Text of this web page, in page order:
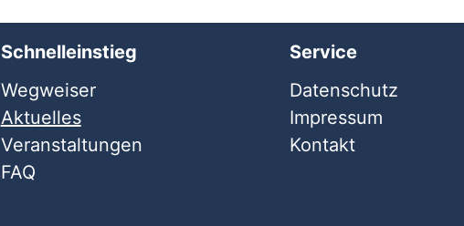
Schnelleinstieg
Wegweiser
Aktuelles
Veranstaltungen
FAQ
Service
Datenschutz
Impressum
Kontakt